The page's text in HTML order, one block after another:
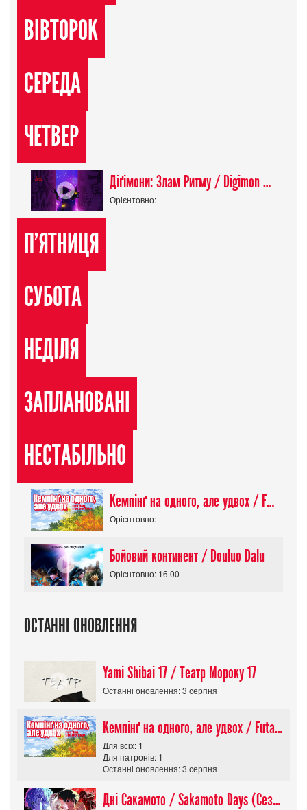
ВІВТОРОК
СЕРЕДА
ЧЕТВЕР
Діґімони: Злам Ритму / Digimon Beatbreak
Орієнтовно:
П'ЯТНИЦЯ
СУБОТА
НЕДІЛЯ
ЗАПЛАНОВАНІ
НЕСТАБІЛЬНО
Кемпінґ на одного, але удвох / Futari Solo Camp
Орієнтовно:
Бойовий континент / Douluo Dalu
Орієнтовно: 16.00
ОСТАННІ ОНОВЛЕННЯ
Yami Shibai 17 / Театр Мороку 17
Останні оновлення: 3 серпня
Кемпінґ на одного, але удвох / Futari Solo Camp
Для всіх: 1
Для патронів: 1
Останні оновлення: 3 серпня
Дні Сакамото / Sakamoto Days (Сезон 1)